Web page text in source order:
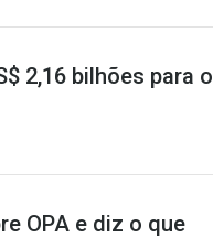
2,16 bilhões para o
OPA e diz o que